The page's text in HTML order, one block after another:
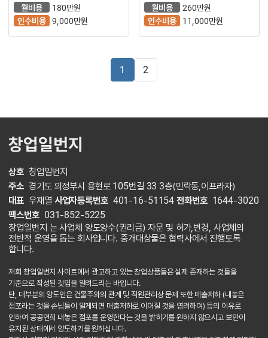
월비용
180만원
인수비용 9,000만원
월비용
260만원
인수비용
11,000만원
1 2
창업일번지
상호 창업일번지
주소 경기도 의정부시 용현로 105번길 33 3층(민락동,이프라자)
대표 우재열 사업자등록번호 401-16-51154 전화번호 1644-3020
팩스번호 031-852-5225
창업일번지 는 사업체 양도양수(권리금) 자문 및 허가,변경, 사업체의
전반적 운영을 돕는 회사입니다. 중개대상물은 협력사에서 진행토록
합니다.
저희 창업일번지 사이트에서 광고하고 있는 창업상품들은 실제 존재하는 것들을
기준으로 작성된 것임을 알려드리는 바입니다.
단, 대부분의 양도인은 건물주와의 관계 및 직원관리상 문제 또한 매출저하 (내놓은
점포라는 것을 손님들이 알게되면 매출저하로 이어질 것을 염려하여) 등의 이유로
인하여 공공연희 내놓은 점포를 운영한다는 것을 밝히기를 원하지 않으시고 보안이
유지된 상태에서 양도하기를 원하십니다.